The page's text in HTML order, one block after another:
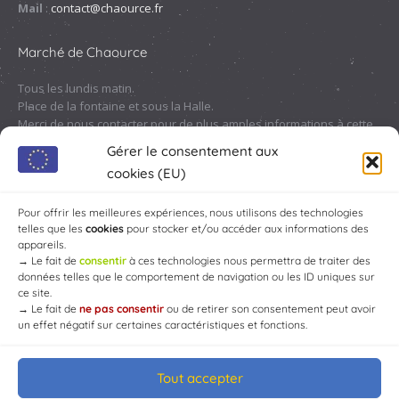
Gérer le consentement aux
cookies (EU)
Pour offrir les meilleures expériences, nous utilisons des technologies
telles que les cookies pour stocker et/ou accéder aux informations des
appareils.
→ Le fait de consentir à ces technologies nous permettra de traiter des
données telles que le comportement de navigation ou les ID uniques sur
ce site.
→ Le fait de ne pas consentir ou de retirer son consentement peut avoir
un effet négatif sur certaines caractéristiques et fonctions.
Tout accepter
Mail : contact@chaource.fr
Marché de Chaource
Tous les lundis matin.
Place de la fontaine et sous la Halle.
Merci de nous contacter pour de plus amples informations à cette